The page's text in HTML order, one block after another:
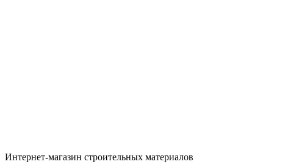
Интернет-магазин строительных материалов